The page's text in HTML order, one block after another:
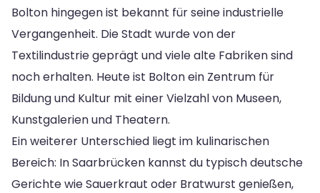
Bolton hingegen ist bekannt für seine industrielle
Vergangenheit. Die Stadt wurde von der
Textilindustrie geprägt und viele alte Fabriken sind
noch erhalten. Heute ist Bolton ein Zentrum für
Bildung und Kultur mit einer Vielzahl von Museen,
Kunstgalerien und Theatern.
Ein weiterer Unterschied liegt im kulinarischen
Bereich: In Saarbrücken kannst du typisch deutsche
Gerichte wie Sauerkraut oder Bratwurst genießen,